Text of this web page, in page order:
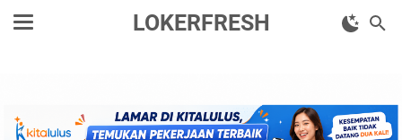
LOKERFRESH